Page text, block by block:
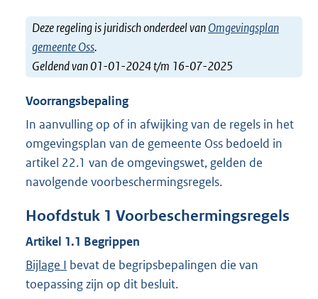
Deze regeling is juridisch onderdeel vanOmgevingsplan
gemeente Oss.
Geldend van 01-01-2024 t/m 16-07-2025
Voorrangsbepaling
In aanvulling op of in afwijking van de regels in het
omgevingsplan van de gemeente Oss bedoeld in
artikel 22.1 van de omgevingswet, gelden de
navolgende voorbeschermingsregels.
Hoofdstuk 1 Voorbeschermingsregels
Artikel 1.1 Begrippen
Bijlage I bevat de begripsbepalingen die van
toepassing zijn op dit besluit.